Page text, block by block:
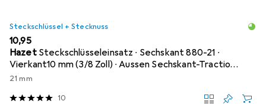
Steckschlüssel + Stecknuss
EUR
10,95
Hazet Steckschlüsseleinsatz ∙ Sechskant 880-21 ∙
Vierkant10 mm (3/8 Zoll) ∙ Aussen Sechskant-Tractio…
21 mm
10